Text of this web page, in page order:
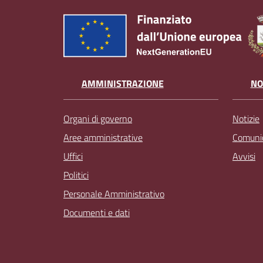
AMMINISTRAZIONE
Organi di governo
Aree amministrative
Uffici
Politici
Personale Amministrativo
Documenti e dati
Notizie
Avvisi